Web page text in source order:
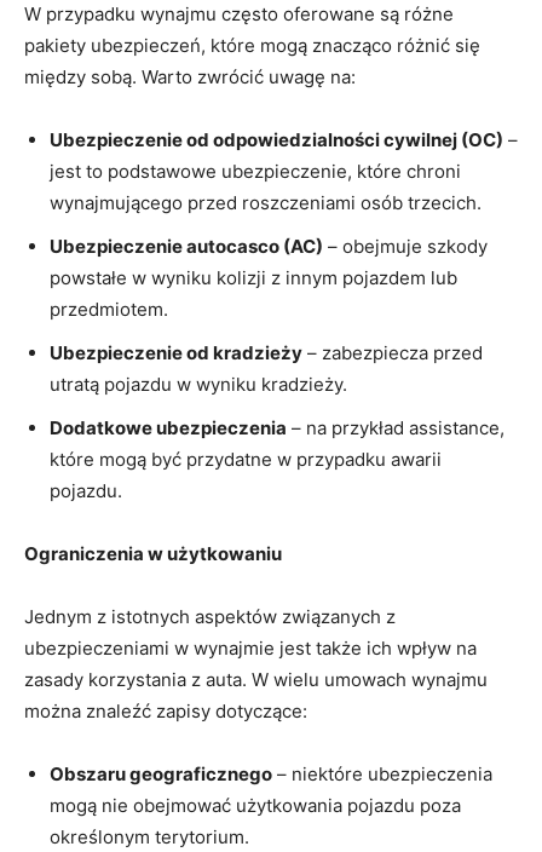
W przypadku wynajmu ‌często‍ oferowane są⁤ różne
pakiety ubezpieczeń, które mogą znacząco różnić się
między sobą. Warto zwrócić uwagę na:
Ubezpieczenie od odpowiedzialności cywilnej‌ (OC) –
jest⁢ to podstawowe ubezpieczenie, które chroni
wynajmującego przed roszczeniami osób‍ trzecich.
Ubezpieczenie autocasco (AC) – obejmuje szkody
powstałe‍ w wyniku kolizji z ⁢innym pojazdem lub
przedmiotem.
Ubezpieczenie‍ od kradzieży – ‍zabezpiecza przed
⁢utratą pojazdu w⁤ wyniku kradzieży.
Dodatkowe ubezpieczenia – ‍na przykład‌ assistance,
które⁣ mogą być ⁣przydatne w przypadku awarii
⁣pojazdu.
Ograniczenia‍ w użytkowaniu
Jednym z istotnych aspektów związanych z
‍ubezpieczeniami‍ w wynajmie jest‍ także ​ich wpływ na
zasady korzystania ‍z auta. ⁣W wielu umowach‍ wynajmu⁤
można​ znaleźć‍ zapisy dotyczące:
Obszaru geograficznego ⁣– niektóre ubezpieczenia
mogą nie⁢ obejmować‍ użytkowania ⁢pojazdu poza
określonym terytorium.